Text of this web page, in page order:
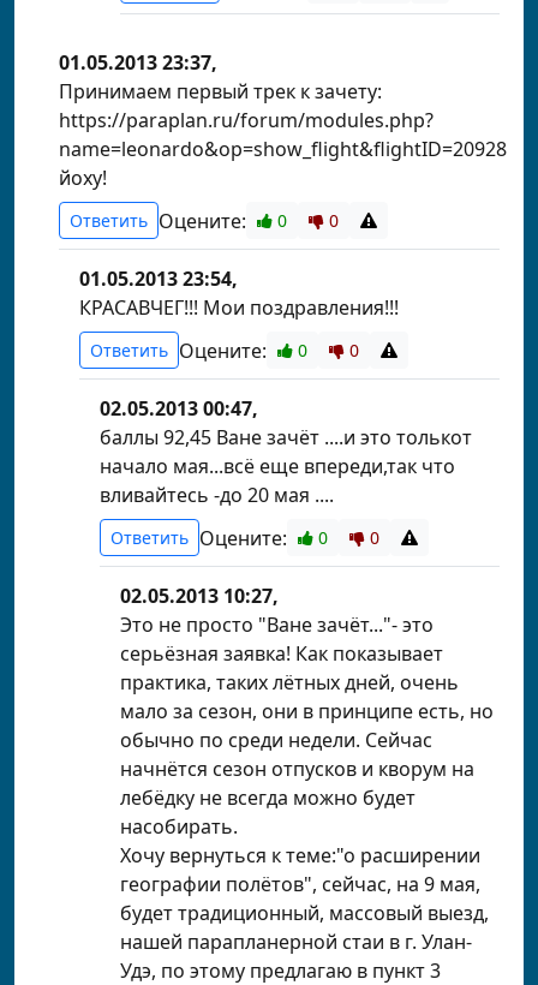
01.05.2013 23:37,
Принимаем первый трек к зачету:
https://paraplan.ru/forum/modules.php?
name=leonardo&op=show_flight&flightID=20928
йоху!
Ответить Оцените: 0 0
01.05.2013 23:54,
КРАСАВЧЕГ!!! Мои поздравления!!!
Ответить Оцените: 0 0
02.05.2013 00:47,
баллы 92,45 Ване зачёт ....и это толькот
начало мая...всё еще впереди,так что
вливайтесь -до 20 мая ....
Ответить Оцените: 0 0
02.05.2013 10:27,
Это не просто "Ване зачёт..."- это
серьёзная заявка! Как показывает
практика, таких лётных дней, очень
мало за сезон, они в принципе есть, но
обычно по среди недели. Сейчас
начнётся сезон отпусков и кворум на
лебёдку не всегда можно будет
насобирать.
Хочу вернуться к теме:"о расширении
географии полётов", сейчас, на 9 мая,
будет традиционный, массовый выезд,
нашей парапланерной стаи в г. Улан-
Удэ, по этому предлагаю в пункт 3